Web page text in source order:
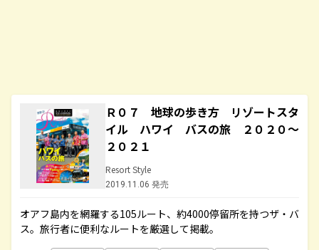
Ｒ０７ 地球の歩き方 リゾートスタ
イル ハワイ バスの旅 ２０２０～
２０２１
Resort Style
2019.11.06 発売
オアフ島内を網羅する105ルート、約4000停留所を持つザ・バ
ス。旅行者に便利なルートを厳選して掲載。